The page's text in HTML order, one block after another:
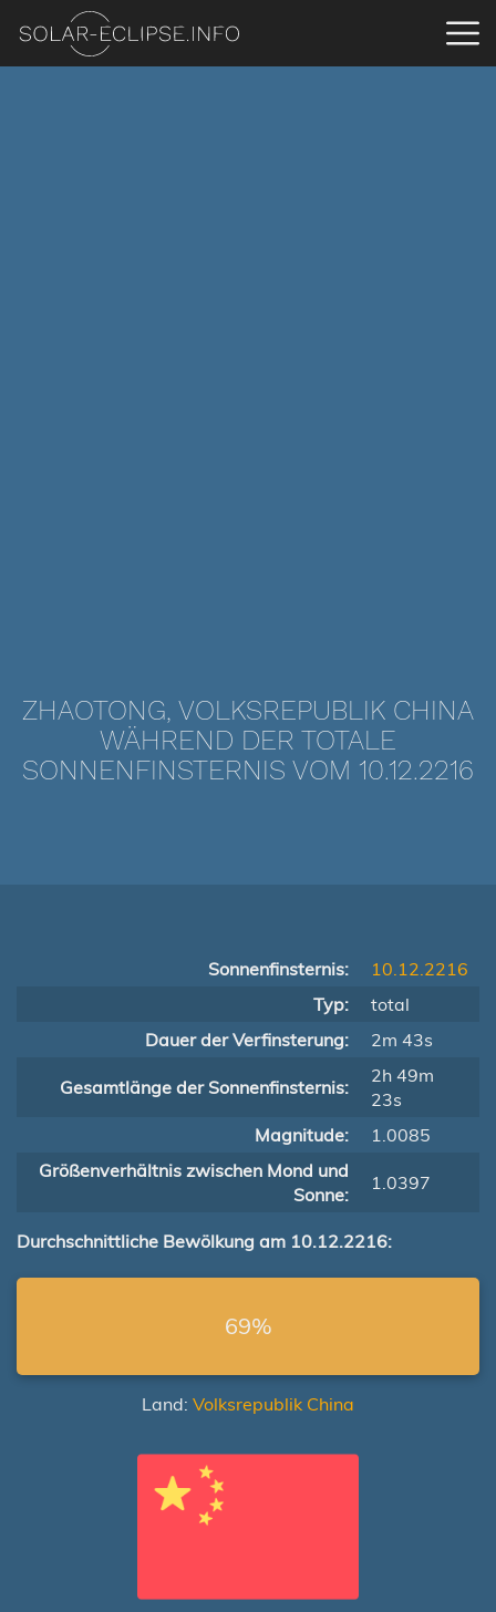
ZHAOTONG, VOLKSREPUBLIK CHINA
WÄHREND DER TOTALE
SONNENFINSTERNIS VOM 10.12.2216
Sonnenfinsternis:
10.12.2216
Typ:
total
Dauer der Verfinsterung:
2m 43s
Gesamtlänge der Sonnenfinsternis:
2h 49m
23s
Magnitude:
1.0085
Größenverhältnis zwischen Mond und
Sonne:
1.0397
Durchschnittliche Bewölkung am 10.12.2216:
69%
Land: Volksrepublik China